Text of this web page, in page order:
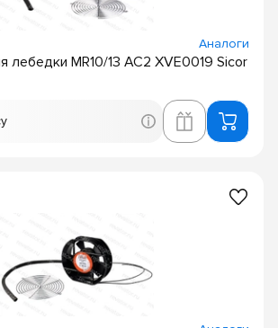
Аналоги
лебедки MR10/13 AC2 XVE0019 Sicor